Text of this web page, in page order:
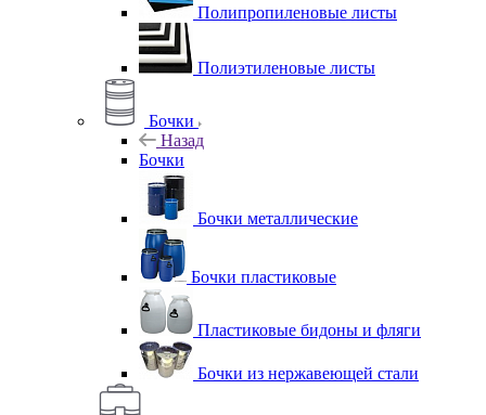
Полипропиленовые листы
Полиэтиленовые листы
Бочки
Назад
Бочки
Бочки металлические
Бочки пластиковые
Пластиковые бидоны и фляги
Бочки из нержавеющей стали